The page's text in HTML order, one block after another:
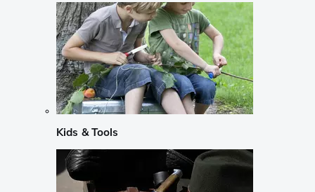
Kids & Tools